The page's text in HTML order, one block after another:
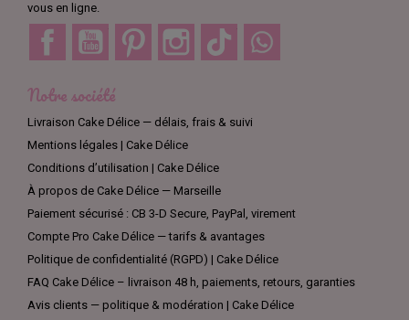
vous en ligne.
Facebook YouTube Pinterest Instagram TikTok
Notre société
Livraison Cake Délice — délais, frais & suivi
Mentions légales | Cake Délice
Conditions d’utilisation | Cake Délice
À propos de Cake Délice — Marseille
Paiement sécurisé : CB 3-D Secure, PayPal, virement
Compte Pro Cake Délice — tarifs & avantages
Politique de confidentialité (RGPD) | Cake Délice
FAQ Cake Délice – livraison 48 h, paiements, retours, garanties
Avis clients — politique & modération | Cake Délice